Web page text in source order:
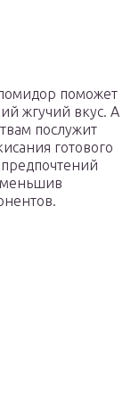
поможет
жгучий вкус. А
послужит
готового